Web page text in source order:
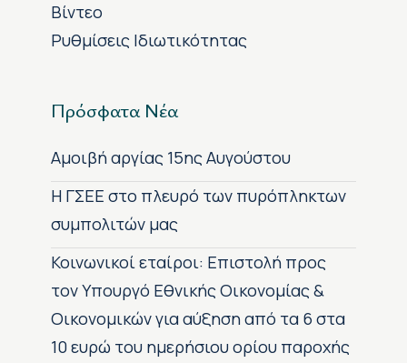
Βίντεο
Ρυθμίσεις Ιδιωτικότητας
Πρόσφατα Νέα
Αμοιβή αργίας 15ης Αυγούστου
H ΓΣΕΕ στο πλευρό των πυρόπληκτων
συμπολιτών μας
Κοινωνικοί εταίροι: Επιστολή προς
τον Υπουργό Εθνικής Οικονομίας &
Οικονομικών για αύξηση από τα 6 στα
10 ευρώ του ημερήσιου ορίου παροχής